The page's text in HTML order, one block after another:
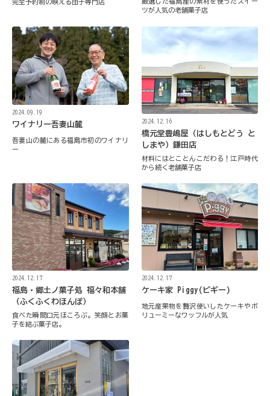
ツが人気の老舗菓子店
2024.09.19
ワイナリー吾妻山麓
吾妻山の麓にある福島市初のワイナリ
ー
2024.12.16
橋元堂豊嶋屋（はしもとどう と
しまや）鎌田店
材料にはとことんこだわる！江戸時代
から続く老舗菓子店
2024.12.17
福島・郷土ノ菓子処 福々和本舗
（ふくふくわほんぽ）
食べた瞬間口元ほころぶ。笑顔とお菓
子を結ぶ菓子店。
2024.12.17
ケーキ家 Piggy(ピギー)
地元産果物を贅沢使いしたケーキやボ
リューミーなワッフルが人気